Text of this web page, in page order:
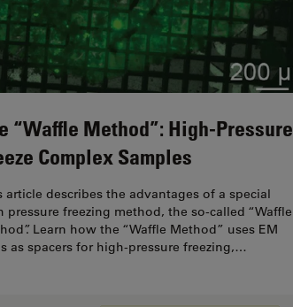
“Waffle Method”: High-Pressure
Complex Samples
article describes the advantages of a special
pressure freezing method, the so-called “Waffle
Learn how the “Waffle Method” uses EM
as spacers for high-pressure freezing,…